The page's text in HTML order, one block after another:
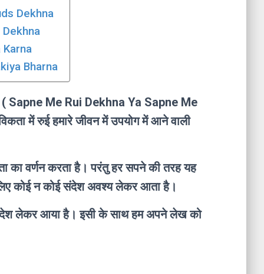
Dekhna
Bharna
( Sapne Me Rui Dekhna Ya Sapne Me
में रुई हमारे जीवन में उपयोग में आने वाली
का वर्णन करता है। परंतु हर सपने की तरह यह
कोई न कोई संदेश अवश्य लेकर आता है।
लेकर आया है। इसी के साथ हम अपने लेख को